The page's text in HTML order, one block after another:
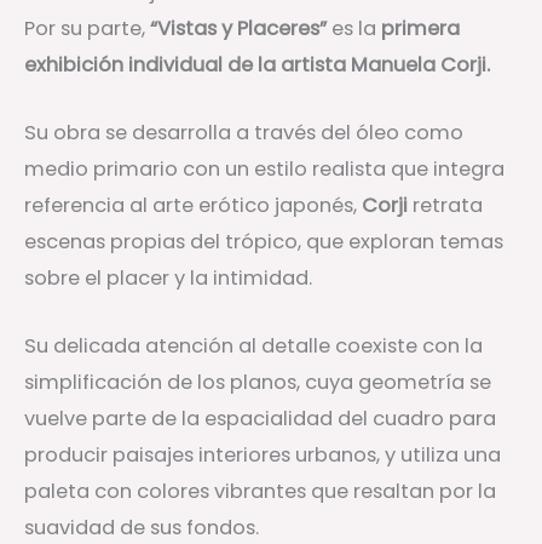
Por su parte,“Vistas y Placeres”es la primera
exhibición individual de la artista Manuela Corji.
Su obra se desarrolla a través del óleo como
medio primario con un estilo realista que integra
referencia al arte erótico japonés, Corji retrata
escenas propias del trópico, que exploran temas
sobre el placer y la intimidad.
Su delicada atención al detalle coexiste con la
simplificación de los planos, cuya geometría se
vuelve parte de la espacialidad del cuadro para
producir paisajes interiores urbanos, y utiliza una
paleta con colores vibrantes que resaltan por la
suavidad de sus fondos.